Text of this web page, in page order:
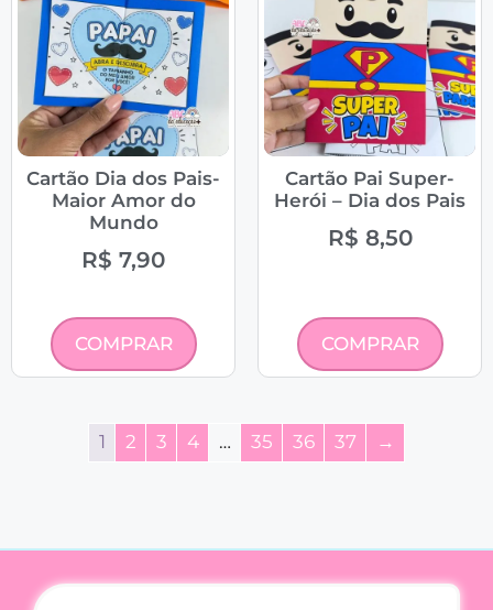
Cartão Dia dos Pais-
Maior Amor do
Mundo
R$ 7,90
COMPRAR
Cartão Pai Super-
Herói – Dia dos Pais
R$ 8,50
COMPRAR
1 2 3 4 … 35 36 37 →